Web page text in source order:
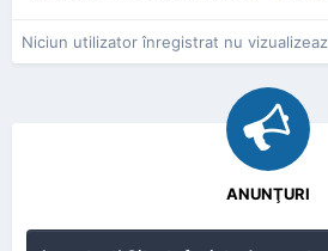
Niciun utilizator înregistrat nu
ANUNŢURI